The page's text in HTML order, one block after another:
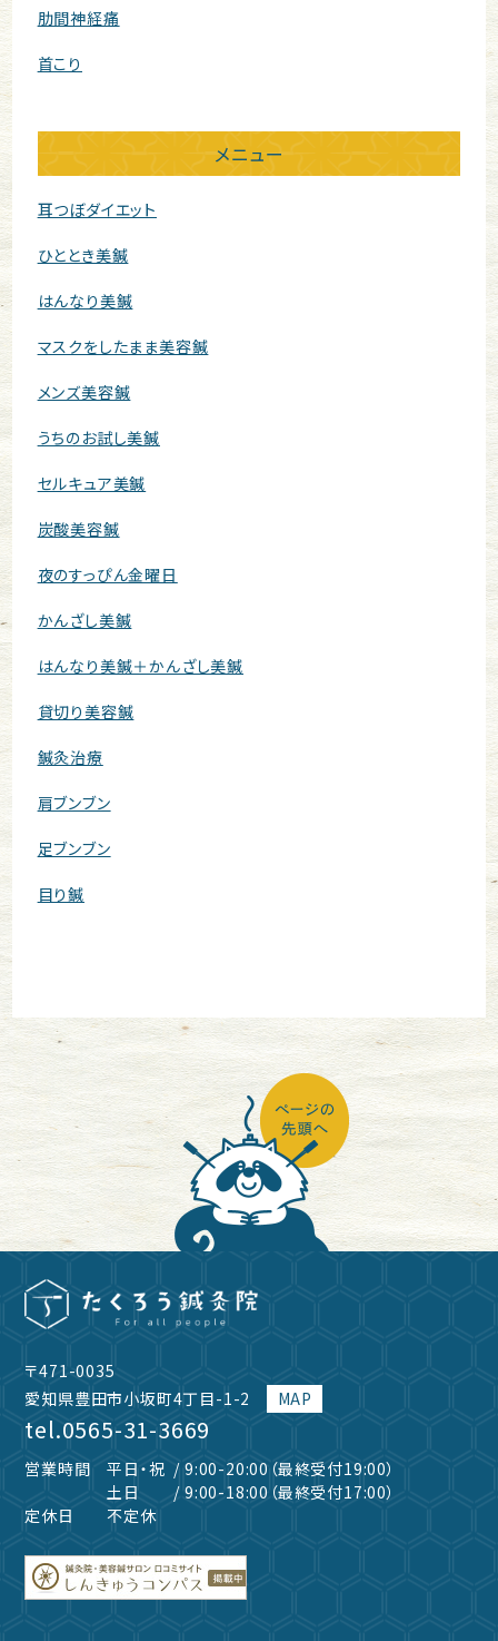
肋間神経痛
首こり
メニュー
耳つぼダイエット
ひととき美鍼
はんなり美鍼
マスクをしたまま美容鍼
メンズ美容鍼
うちのお試し美鍼
セルキュア美鍼
炭酸美容鍼
夜のすっぴん金曜日
かんざし美鍼
はんなり美鍼＋かんざし美鍼
貸切り美容鍼
鍼灸治療
肩ブンブン
足ブンブン
目り鍼
〒471-0035
愛知県豊田市小坂町4丁目-1-2
MAP
tel.0565-31-3669
営業時間 平日・祝 / 9:00-20:00（最終受付19:00）
土日
/ 9:00-18:00（最終受付17:00）
定休日
不定休